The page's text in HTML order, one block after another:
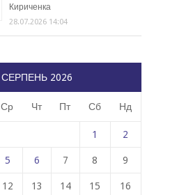
Кириченка
28.07.2026 14:04
СЕРПЕНЬ 2026
Ср Чт Пт Сб Нд
1 2
5 6 7 8 9
12 13 14 15 16